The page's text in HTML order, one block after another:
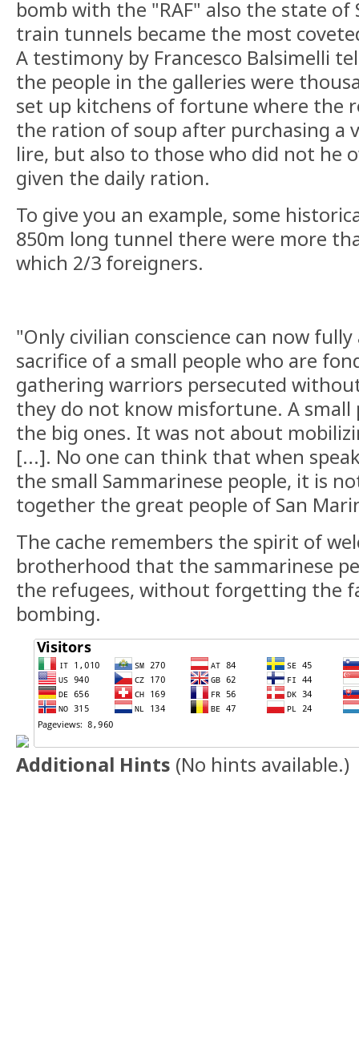
bomb with the "RAF" also the state of
train tunnels became the most
A testimony by Francesco Balsimelli
the people in the galleries were
set up kitchens of fortune where the
the ration of soup after purchasing a
lire, but also to those who did not he
given the daily ration.
To give you an example, some
850m long tunnel there were more
which 2/3 foreigners.
"Only civilian conscience can now
sacrifice of a small people who are
gathering warriors persecuted
they do not know misfortune. A small
the big ones. It was not about
[...]. No one can think that when
the small Sammarinese people, it is
together the great people of San
The cache remembers the spirit of
brotherhood that the sammarinese
the refugees, without forgetting the
bombing.
Additional Hints (No hints available.)